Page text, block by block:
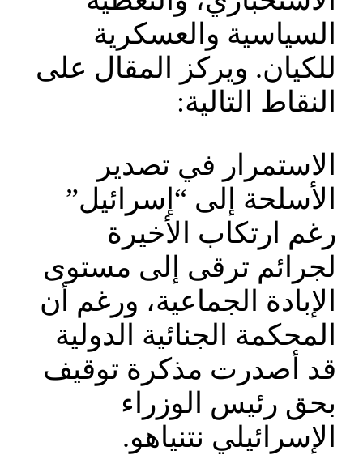
السياسية والعسكرية
للكيان. ويركز المقال على
النقاط التالية:
الاستمرار في تصدير
الأسلحة إلى “إسرائيل”
رغم ارتكاب الأخيرة
لجرائم ترقى إلى مستوى
الإبادة الجماعية، ورغم أن
المحكمة الجنائية الدولية
قد أصدرت مذكرة توقيف
بحق رئيس الوزراء
الإسرائيلي نتنياهو.